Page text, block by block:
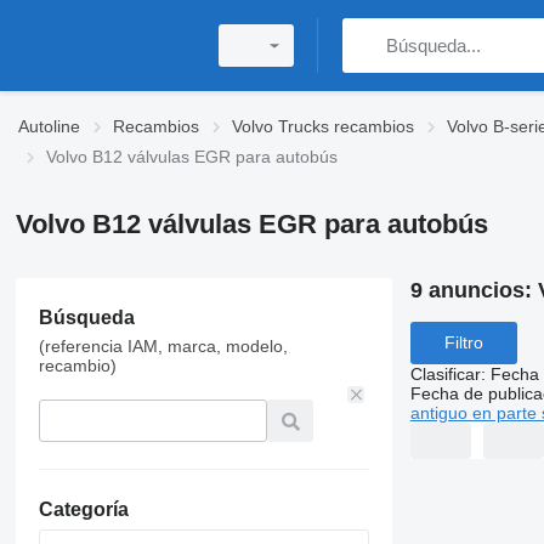
Autoline Recambios Volvo Trucks recambios
Volvo B-
Volvo B12 válvulas EGR para autobús
Volvo B12 válvulas EGR para autobús
Búsqueda
(referencia IAM, marca, modelo,
recambio)
Categoría
9 anuncios:
Filtro
Clasificar: Fecha
Fecha de
antiguo en parte